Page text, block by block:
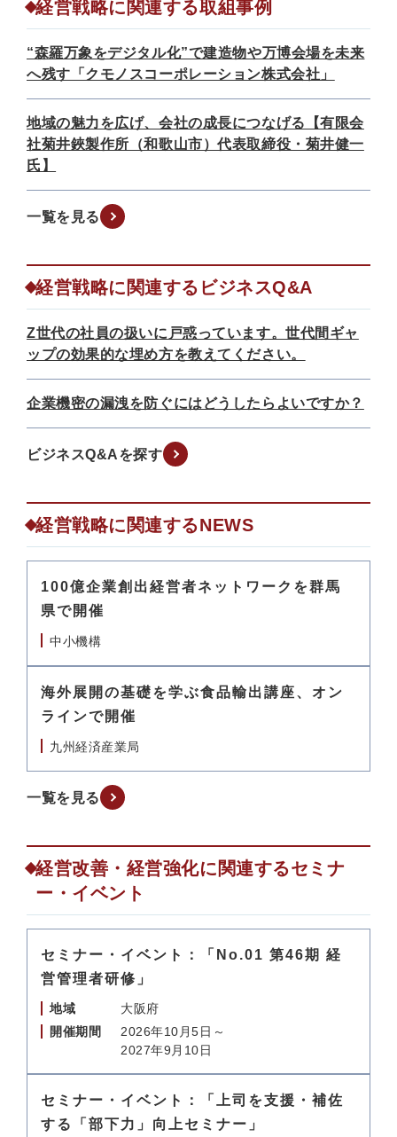
経営戦略に関連する取組事例
“森羅万象をデジタル化”で建造物や万博会場を未来
へ残す「クモノスコーポレーション株式会社」
地域の魅力を広げ、会社の成長につなげる【有限会
社菊井鋏製作所（和歌山市）代表取締役・菊井健一
氏】
一覧を見る
経営戦略に関連するビジネスQ&A
Z世代の社員の扱いに戸惑っています。世代間ギャ
ップの効果的な埋め方を教えてください。
企業機密の漏洩を防ぐにはどうしたらよいですか？
ビジネスQ&Aを探す
経営戦略に関連するNEWS
100億企業創出経営者ネットワークを群馬
県で開催
中小機構
海外展開の基礎を学ぶ食品輸出講座、オン
ラインで開催
九州経済産業局
一覧を見る
経営改善・経営強化に関連するセミナ
ー・イベント
セミナー・イベント：「No.01 第46期 経
営管理者研修」
地域
大阪府
開催期間
2026年10月5日～
2027年9月10日
セミナー・イベント：「上司を支援・補佐
する「部下力」向上セミナー」